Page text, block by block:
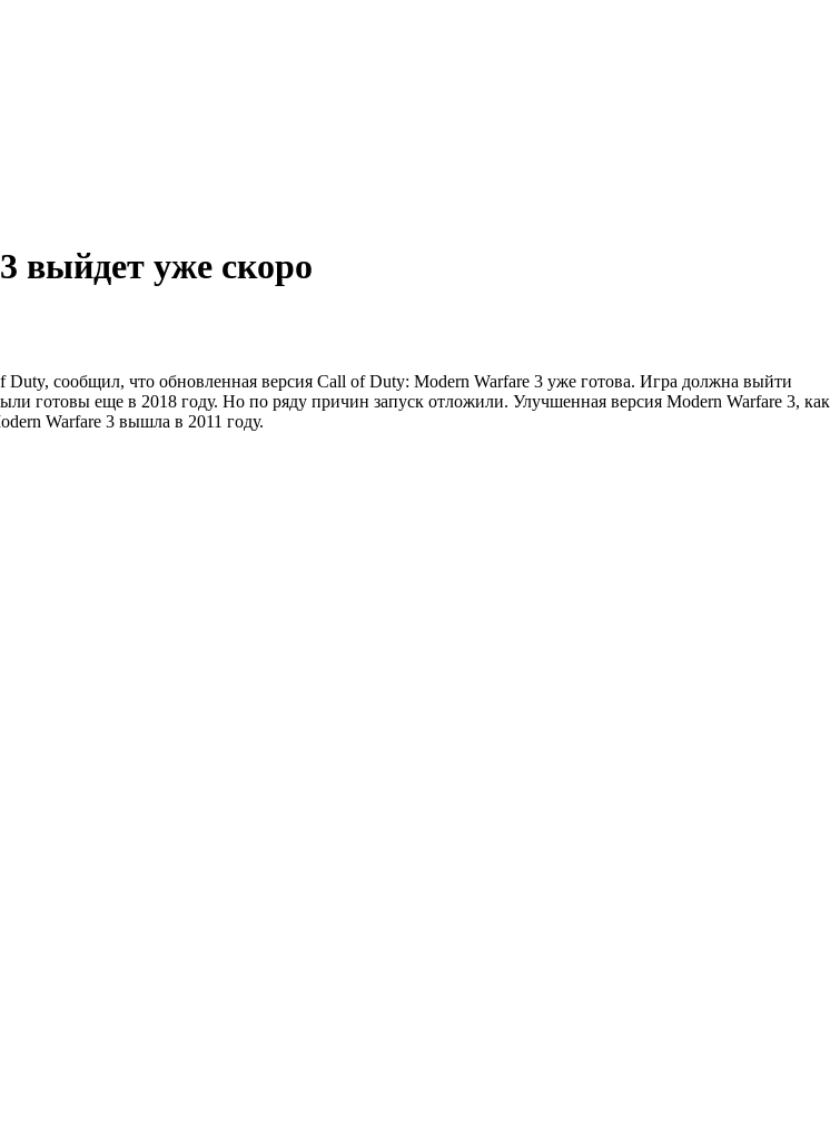
выйдет уже скоро
сообщил, что обновленная версия Call of Duty: Modern Warfare 3 уже готова. Игра должна выйти
готовы еще в 2018 году. Но по ряду причин запуск отложили. Улучшенная версия Modern Warfare 3, как
Warfare 3 вышла в 2011 году.